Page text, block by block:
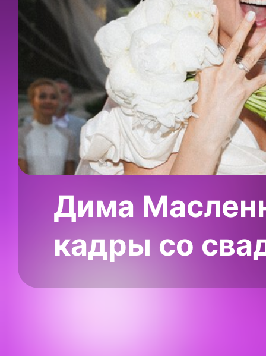
Дима
кадры со